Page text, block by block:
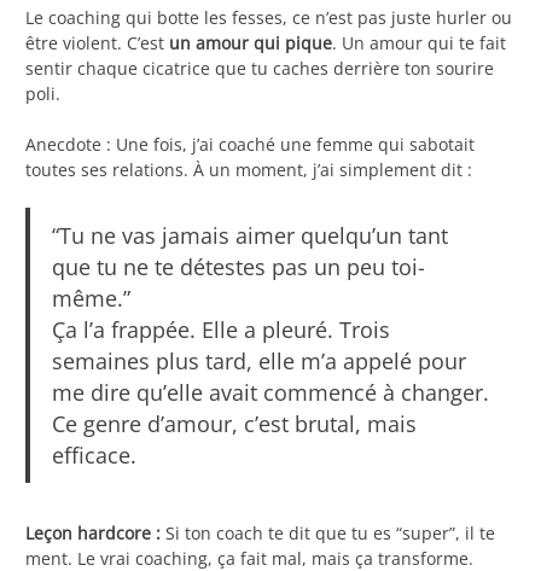
Le coaching qui botte les fesses, ce n’est pas juste hurler ou
être violent. C’est un amour qui pique. Un amour qui te fait
sentir chaque cicatrice que tu caches derrière ton sourire
poli.
Anecdote : Une fois, j’ai coaché une femme qui sabotait
toutes ses relations. À un moment, j’ai simplement dit :
“Tu ne vas jamais aimer quelqu’un tant
que tu ne te détestes pas un peu toi-
même.”
Ça l’a frappée. Elle a pleuré. Trois
semaines plus tard, elle m’a appelé pour
me dire qu’elle avait commencé à changer.
Ce genre d’amour, c’est brutal, mais
efficace.
Leçon hardcore : Si ton coach te dit que tu es “super”, il te
ment. Le vrai coaching, ça fait mal, mais ça transforme.